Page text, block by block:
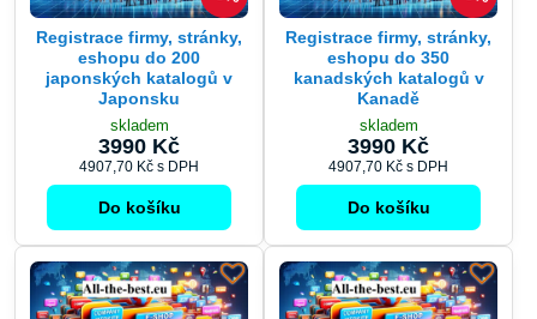
Registrace firmy, stránky,
eshopu do 200
japonských katalogů v
Japonsku
skladem
3990 Kč
4907,70 Kč s DPH
Do košíku
Registrace firmy, stránky,
eshopu do 350
kanadských katalogů v
Kanadě
skladem
3990 Kč
4907,70 Kč s DPH
Do košíku